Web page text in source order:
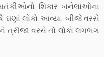
શિકાર બનેલાઓના
ઘણાં લોકો આવ્યા. બીજે વરસે
ત્રીજા વરસે તો લોકો લગભગ